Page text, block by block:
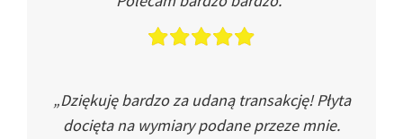
„Dziękuję bardzo za udaną transakcję! Płyta
docięta na wymiary podane przeze mnie.